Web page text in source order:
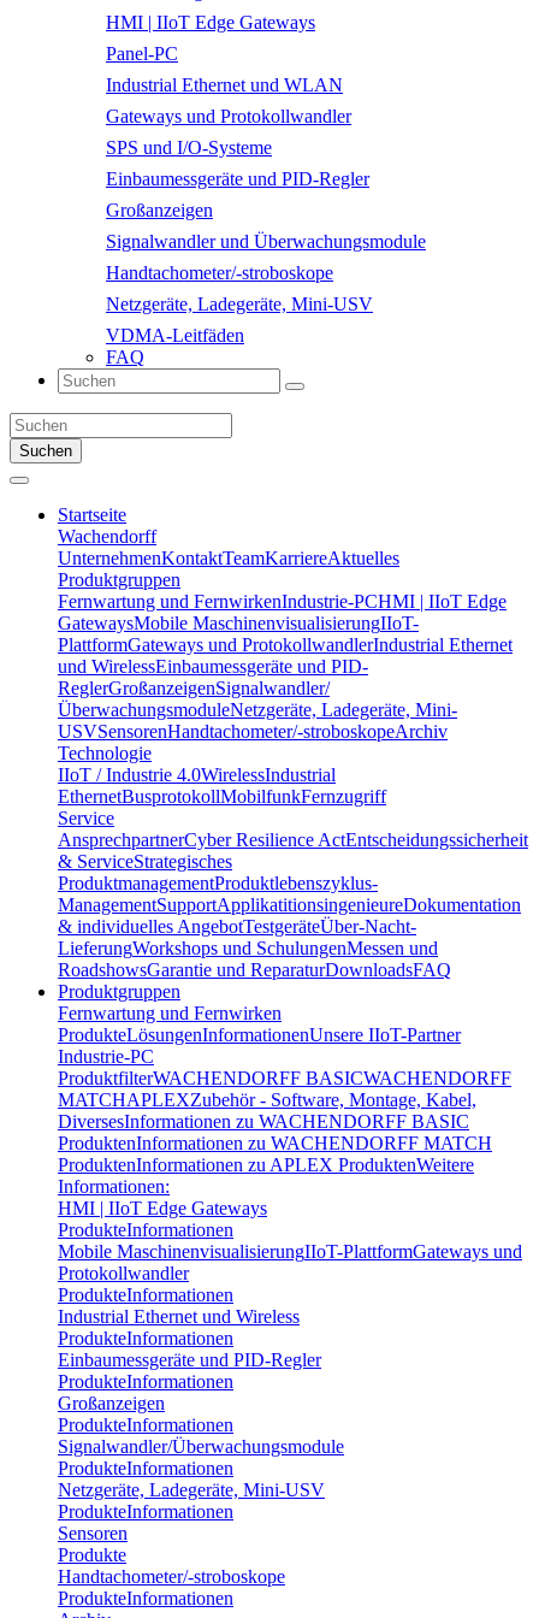
HMI | IIoT Edge Gateways
Panel-PC
Industrial Ethernet und WLAN
Gateways und Protokollwandler
SPS und I/O-Systeme
Einbaumessgeräte und PID-Regler
Großanzeigen
Signalwandler und Überwachungsmodule
Handtachometer/-stroboskope
Netzgeräte, Ladegeräte, Mini-USV
VDMA-Leitfäden
FAQ
Suchen
Startseite
Wachendorff
UnternehmenKontaktTeamKarriereAktuelles
Produktgruppen
Fernwartung und FernwirkenIndustrie-PCHMI | IIoT Edge
GatewaysMobile MaschinenvisualisierungIIoT-
PlattformGateways und ProtokollwandlerIndustrial Ethernet
und WirelessEinbaumessgeräte und PID-
ReglerGroßanzeigenSignalwandler/
ÜberwachungsmoduleNetzgeräte, Ladegeräte, Mini-
USVSensorenHandtachometer/-stroboskopeArchiv
Technologie
IIoT / Industrie 4.0WirelessIndustrial
EthernetBusprotokollMobilfunkFernzugriff
Service
AnsprechpartnerCyber Resilience ActEntscheidungssicherheit
& ServiceStrategisches
ProduktmanagementProduktlebenszyklus-
ManagementSupportApplikatitionsingenieureDokumentation
& individuelles AngebotTestgeräteÜber-Nacht-
LieferungWorkshops und SchulungenMessen und
RoadshowsGarantie und ReparaturDownloadsFAQ
Produktgruppen
Fernwartung und Fernwirken
ProdukteLösungenInformationenUnsere IIoT-Partner
Industrie-PC
ProduktfilterWACHENDORFF BASICWACHENDORFF
MATCHAPLEXZubehör - Software, Montage, Kabel,
DiversesInformationen zu WACHENDORFF BASIC
ProduktenInformationen zu WACHENDORFF MATCH
ProduktenInformationen zu APLEX ProduktenWeitere
Informationen:
HMI | IIoT Edge Gateways
ProdukteInformationen
Mobile MaschinenvisualisierungIIoT-PlattformGateways und
Protokollwandler
ProdukteInformationen
Industrial Ethernet und Wireless
ProdukteInformationen
Einbaumessgeräte und PID-Regler
ProdukteInformationen
Großanzeigen
ProdukteInformationen
Signalwandler/Überwachungsmodule
ProdukteInformationen
Netzgeräte, Ladegeräte, Mini-USV
ProdukteInformationen
Sensoren
Produkte
Handtachometer/-stroboskope
ProdukteInformationen